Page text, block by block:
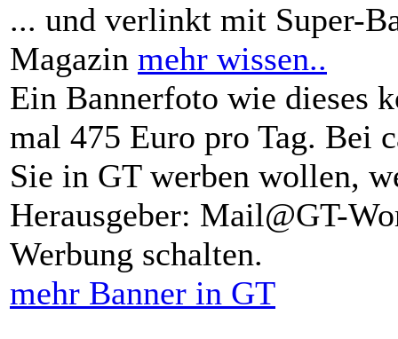
... und verlinkt mit Super-
Magazin mehr wissen..
Ein Bannerfoto wie dieses
mal 475 Euro pro Tag. Bei
Sie in GT werben wollen,
Herausgeber: Mail@GT-
Werbung schalten.
mehr Banner in GT